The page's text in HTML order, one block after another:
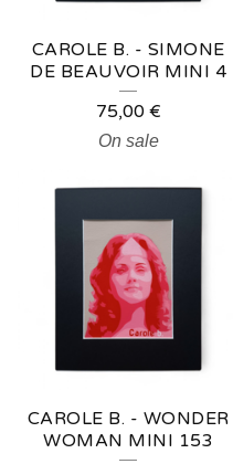
CAROLE B. - SIMONE
DE BEAUVOIR MINI 4
75,00 €
On sale
CAROLE B. - WONDER
WOMAN MINI 153